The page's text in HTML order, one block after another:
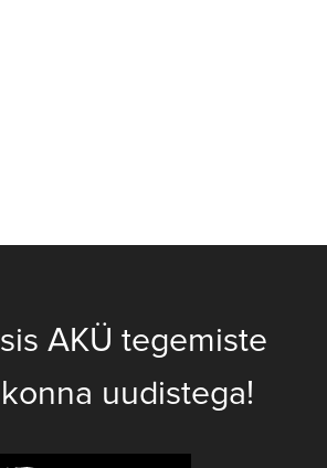
AKÜ tegemiste
uudistega!